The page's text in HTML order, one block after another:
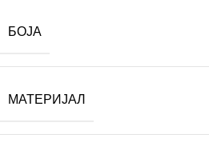
БОЈА
МАТЕРИЈАЛ